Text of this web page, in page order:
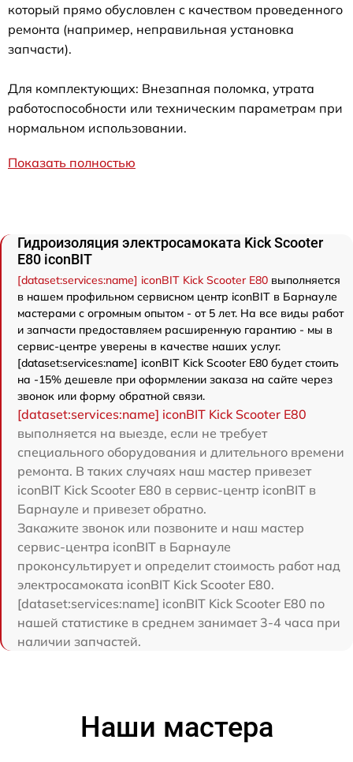
который прямо обусловлен с качеством проведенного
ремонта (например, неправильная установка
запчасти).
Для комплектующих: Внезапная поломка, утрата
работоспособности или техническим параметрам при
нормальном использовании.
Показать полностью
Гидроизоляция электросамоката Kick Scooter
E80 iconBIT
[dataset:services:name] iconBIT Kick Scooter E80 выполняется
в нашем профильном сервисном центр iconBIT в Барнауле
мастерами с огромным опытом - от 5 лет. На все виды работ
и запчасти предоставляем расширенную гарантию - мы в
сервис-центре уверены в качестве наших услуг.
[dataset:services:name] iconBIT Kick Scooter E80 будет стоить
на -15% дешевле при оформлении заказа на сайте через
звонок или форму обратной связи.
[dataset:services:name] iconBIT Kick Scooter E80
выполняется на выезде, если не требует
специального оборудования и длительного времени
ремонта. В таких случаях наш мастер привезет
iconBIT Kick Scooter E80 в сервис-центр iconBIT в
Барнауле и привезет обратно.
Закажите звонок или позвоните и наш мастер
сервис-центра iconBIT в Барнауле
проконсультирует и определит стоимость работ над
электросамоката iconBIT Kick Scooter E80.
[dataset:services:name] iconBIT Kick Scooter E80 по
нашей статистике в среднем занимает 3-4 часа при
наличии запчастей.
Наши мастера